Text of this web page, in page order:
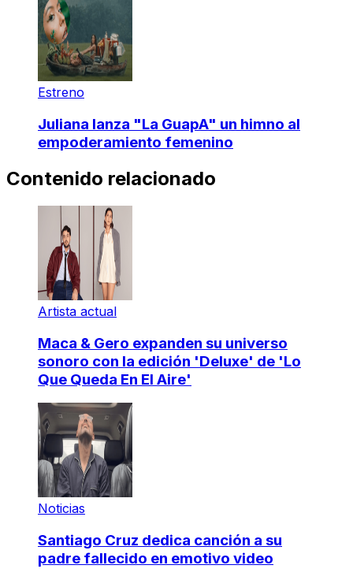
Estreno
Juliana lanza "La GuapA" un himno al
empoderamiento femenino
Contenido relacionado
Artista actual
Maca & Gero expanden su universo
sonoro con la edición 'Deluxe' de 'Lo
Que Queda En El Aire'
Noticias
Santiago Cruz dedica canción a su
padre fallecido en emotivo video